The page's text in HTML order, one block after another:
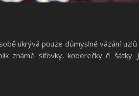
ukrývá pouze důmyslné vázání
známé síťovky, koberečky či